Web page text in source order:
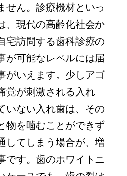
せん。診療機材といっ
、現代の高齢化社会か
宅訪問する歯科診療の
が可能なレベルには届
がいえます。少しアゴ
覚が刺激される入れ
いない入れ歯は、その
物を噛むことができず
してしまう場合が、増
です。歯のホワイトニ